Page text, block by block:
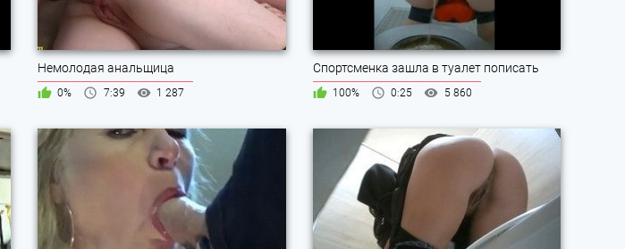
Немолодая анальщица
0% 7:39 1 287
Спортсменка зашла в туалет пописать
100% 0:25 5 860